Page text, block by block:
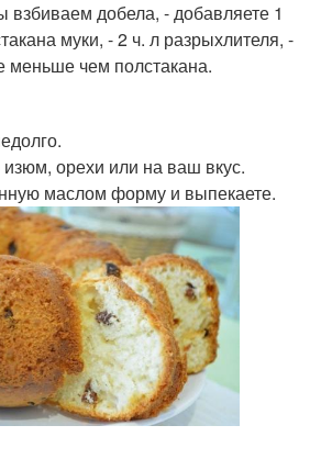
взбиваем добела, - добавляете 1
муки, - 2 ч. л разрыхлителя, -
меньше чем полстакана.
орехи или на ваш вкус.
маслом форму и выпекаете.